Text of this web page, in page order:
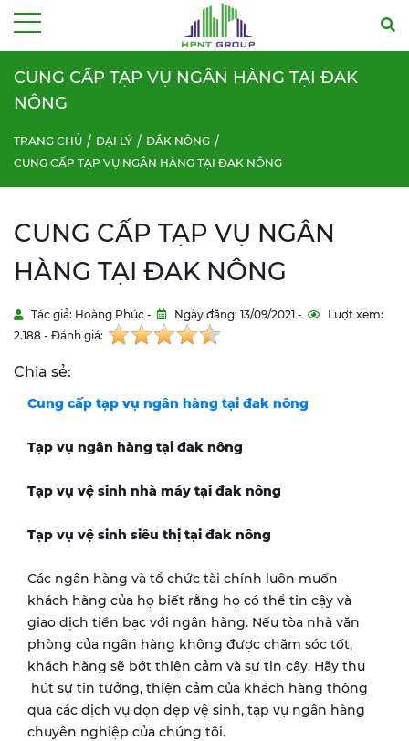
CUNG CẤP TẠP VỤ NGÂN HÀNG TẠI ĐAK
NÔNG
TRANG CHỦ ĐẠI LÝ
ĐẮK NÔNG
CUNG CẤP TẠP VỤ NGÂN HÀNG TẠI ĐAK NÔNG
CUNG CẤP TẠP VỤ NGÂN
HÀNG TẠI ĐAK NÔNG
Tác giả: Hoàng Phúc - Ngày đăng: 13/09/2021 -
Lượt xem:
2.188 - Đánh giá:
Chia sẻ:
Cung cấp tạp vụ ngân hàng tại đak nông
Tạp vụ ngân hàng tại đak nông
Tạp vụ vệ sinh nhà máy tại đak nông
Tạp vụ vệ sinh siêu thị tại đak nông
Các ngân hàng và tổ chức tài chính luôn muốn
khách hàng của họ biết rằng họ có thể tin cậy và
giao dịch tiền bạc với ngân hàng. Nếu tòa nhà văn
phòng của ngân hàng không được chăm sóc tốt,
khách hàng sẽ bớt thiện cảm và sự tin cậy. Hãy thu
hút sự tin tưởng, thiện cảm của khách hàng thông
qua các dịch vụ dọn dẹp vệ sinh, tạp vụ ngân hàng
chuyên nghiệp của chúng tôi.